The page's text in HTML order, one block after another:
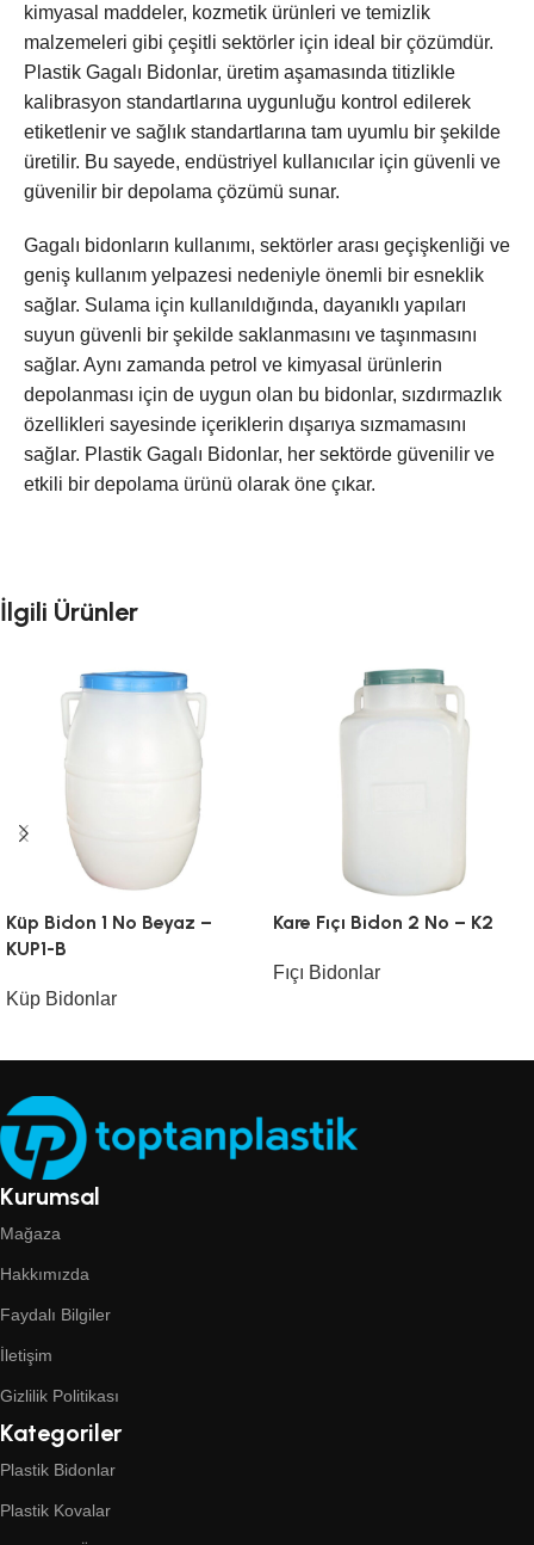
kimyasal maddeler, kozmetik ürünleri ve temizlik
malzemeleri gibi çeşitli sektörler için ideal bir çözümdür.
Plastik Gagalı Bidonlar, üretim aşamasında titizlikle
kalibrasyon standartlarına uygunluğu kontrol edilerek
etiketlenir ve sağlık standartlarına tam uyumlu bir şekilde
üretilir. Bu sayede, endüstriyel kullanıcılar için güvenli ve
güvenilir bir depolama çözümü sunar.
Gagalı bidonların kullanımı, sektörler arası geçişkenliği ve
geniş kullanım yelpazesi nedeniyle önemli bir esneklik
sağlar. Sulama için kullanıldığında, dayanıklı yapıları
suyun güvenli bir şekilde saklanmasını ve taşınmasını
sağlar. Aynı zamanda petrol ve kimyasal ürünlerin
depolanması için de uygun olan bu bidonlar, sızdırmazlık
özellikleri sayesinde içeriklerin dışarıya sızmamasını
sağlar. Plastik Gagalı Bidonlar, her sektörde güvenilir ve
etkili bir depolama ürünü olarak öne çıkar.
İlgili Ürünler
Küp Bidon 1 No Beyaz –
KUP1-B
Küp Bidonlar
Kare Fıçı Bidon 2 No – K2
Fıçı Bidonlar
Kurumsal
Mağaza
Hakkımızda
Faydalı Bilgiler
İletişim
Gizlilik Politikası
Kategoriler
Plastik Bidonlar
Plastik Kovalar